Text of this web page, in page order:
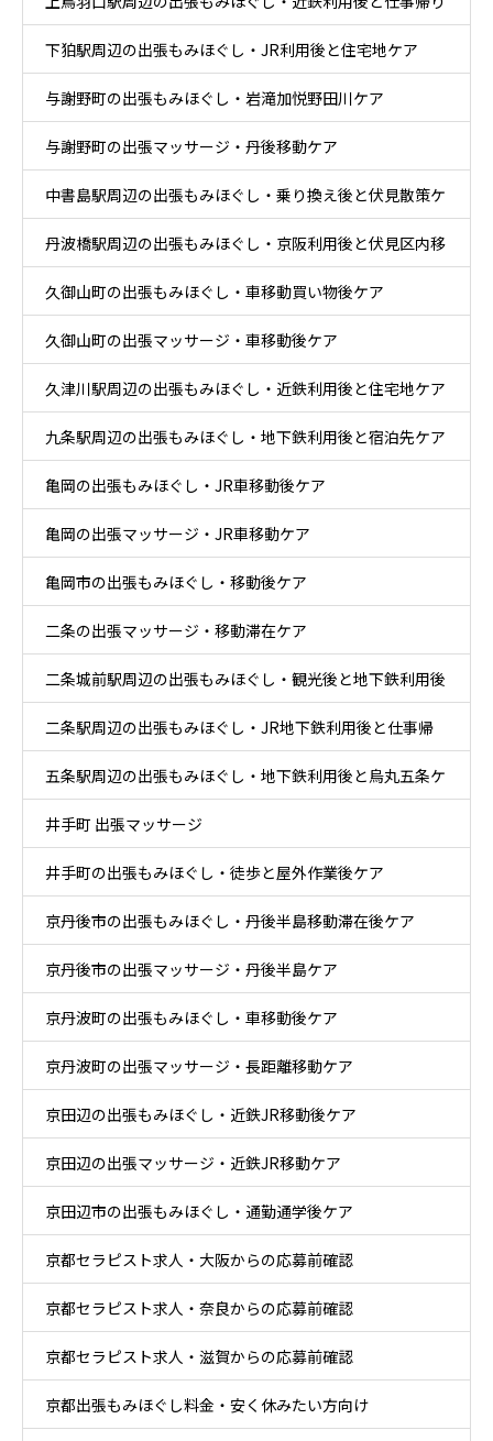
ケア
下狛駅周辺の出張もみほぐし・JR利用後と住宅地ケア
与謝野町の出張もみほぐし・岩滝加悦野田川ケア
与謝野町の出張マッサージ・丹後移動ケア
中書島駅周辺の出張もみほぐし・乗り換え後と伏見散策ケ
ア
丹波橋駅周辺の出張もみほぐし・京阪利用後と伏見区内移
動ケア
久御山町の出張もみほぐし・車移動買い物後ケア
久御山町の出張マッサージ・車移動後ケア
久津川駅周辺の出張もみほぐし・近鉄利用後と住宅地ケア
九条駅周辺の出張もみほぐし・地下鉄利用後と宿泊先ケア
亀岡の出張もみほぐし・JR車移動後ケア
亀岡の出張マッサージ・JR車移動ケア
亀岡市の出張もみほぐし・移動後ケア
二条の出張マッサージ・移動滞在ケア
二条城前駅周辺の出張もみほぐし・観光後と地下鉄利用後
ケア
二条駅周辺の出張もみほぐし・JR地下鉄利用後と仕事帰
りケア
五条駅周辺の出張もみほぐし・地下鉄利用後と烏丸五条ケ
ア
井手町 出張マッサージ
井手町の出張もみほぐし・徒歩と屋外作業後ケア
京丹後市の出張もみほぐし・丹後半島移動滞在後ケア
京丹後市の出張マッサージ・丹後半島ケア
京丹波町の出張もみほぐし・車移動後ケア
京丹波町の出張マッサージ・長距離移動ケア
京田辺の出張もみほぐし・近鉄JR移動後ケア
京田辺の出張マッサージ・近鉄JR移動ケア
京田辺市の出張もみほぐし・通勤通学後ケア
京都セラピスト求人・大阪からの応募前確認
京都セラピスト求人・奈良からの応募前確認
京都セラピスト求人・滋賀からの応募前確認
京都出張もみほぐし料金・安く休みたい方向け